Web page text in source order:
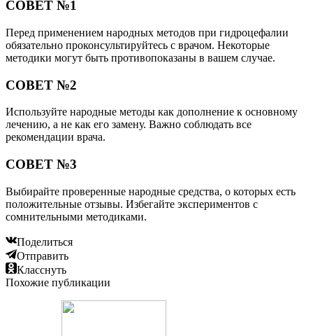
СОВЕТ №1
Перед применением народных методов при гидроцефалии
обязательно проконсультируйтесь с врачом. Некоторые
методики могут быть противопоказаны в вашем случае.
СОВЕТ №2
Используйте народные методы как дополнение к основному
лечению, а не как его замену. Важно соблюдать все
рекомендации врача.
СОВЕТ №3
Выбирайте проверенные народные средства, о которых есть
положительные отзывы. Избегайте экспериментов с
сомнительными методиками.
Поделиться
Отправить
Класснуть
Похожие публикации